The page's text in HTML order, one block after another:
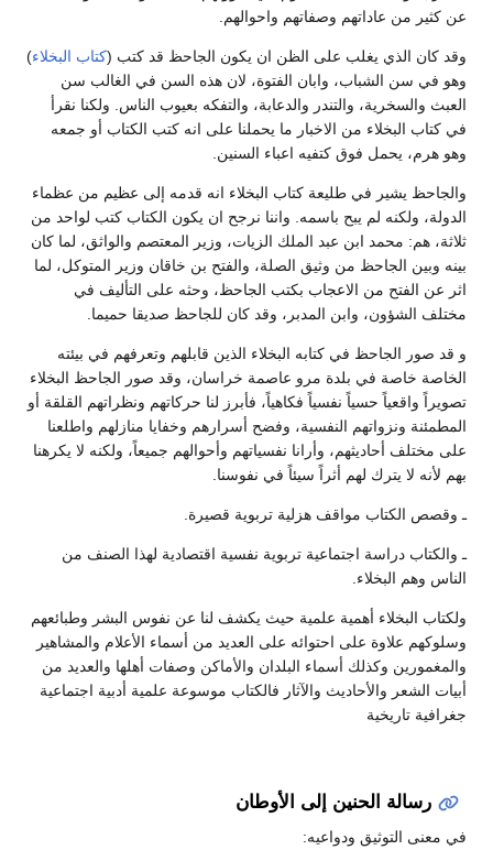
عن كثير من عاداتهم وصفاتهم واحوالهم.
وقد كان الذي يغلب على الظن ان يكون الجاحظ قد كتب ( كتاب البخلاء)
وهو في سن الشباب، وابان الفتوة، لان هذه السن في الغالب سن
العبث والسخرية، والتندر والدعابة، والتفكه بعيوب الناس. ولكنا نقرأ
في كتاب البخلاء من الاخبار ما يحملنا على انه كتب الكتاب أو جمعه
وهو هرم، يحمل فوق كتفيه اعباء السنين.
والجاحظ يشير في طليعة كتاب البخلاء انه قدمه إلى عظيم من عظماء
الدولة، ولكنه لم يبح باسمه. واننا نرجح ان يكون الكتاب كتب لواحد من
ثلاثة، هم: محمد ابن عبد الملك الزيات، وزير المعتصم والواثق، لما كان
بينه وبين الجاحظ من وثيق الصلة، والفتح بن خاقان وزير المتوكل، لما
اثر عن الفتح من الاعجاب بكتب الجاحظ، وحثه على التأليف في
مختلف الشؤون، وابن المدبر، وقد كان للجاحظ صديقا حميما.
و قد صور الجاحظ في كتابه البخلاء الذين قابلهم وتعرفهم في بيئته
الخاصة خاصة في بلدة مرو عاصمة خراسان، وقد صور الجاحظ البخلاء
تصويراً واقعياً حسياً نفسياً فكاهياً، فأبرز لنا حركاتهم ونظراتهم القلقة أو
المطمئنة ونزواتهم النفسية، وفضح أسرارهم وخفايا منازلهم واطلعنا
على مختلف أحاديثهم، وأرانا نفسياتهم وأحوالهم جميعاً، ولكنه لا يكرهنا
بهم لأنه لا يترك لهم أثراً سيئاً في نفوسنا.
ـ وقصص الكتاب مواقف هزلية تربوية قصيرة.
ـ والكتاب دراسة اجتماعية تربوية نفسية اقتصادية لهذا الصنف من
الناس وهم البخلاء.
ولكتاب البخلاء أهمية علمية حيث يكشف لنا عن نفوس البشر وطبائعهم
وسلوكهم علاوة على احتوائه على العديد من أسماء الأعلام والمشاهير
والمغمورين وكذلك أسماء البلدان والأماكن وصفات أهلها والعديد من
أبيات الشعر والأحاديث والآثار فالكتاب موسوعة علمية أدبية اجتماعية
جغرافية تاريخية
رسالة الحنين إلى الأوطان
في معنى التوثيق ودواعيه: